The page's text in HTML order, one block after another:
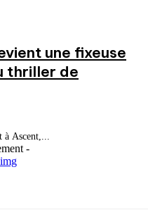
une fixeuse
thriller de
à Ascent,...
-